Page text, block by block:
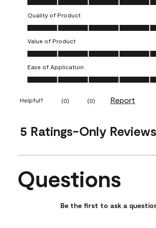
Quality of Product
Quality of Product, 5.0 out of 5
Value of Product
Value of Product, 5.0 out of 5
Ease of Application
Ease of Application, 5.0 out of 5
Helpful? (0) (0) Report
5 Ratings-Only Reviews
No questions have been asked about
Questions
Be the first to ask a